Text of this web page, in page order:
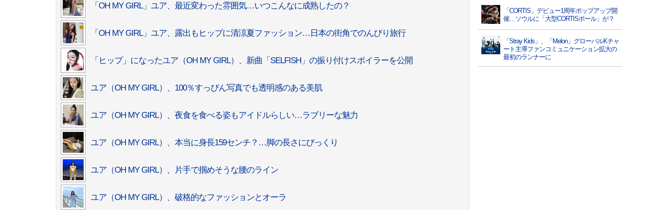
「OH MY GIRL」ユア、最近変わった雰囲気…いつこんなに成熟したの？
「OH MY GIRL」ユア、露出もヒップに清涼夏ファッション…日本の街角でのんびり旅行
「ヒップ」になったユア（OH MY GIRL）、新曲「SELFISH」の振り付けスポイラーを公開
ユア（OH MY GIRL）、100％すっぴん写真でも透明感のある美肌
ユア（OH MY GIRL）、夜食を食べる姿もアイドルらしい…ラブリーな魅力
ユア（OH MY GIRL）、本当に身長159センチ？…脚の長さにびっくり
ユア（OH MY GIRL）、片手で掴めそうな腰のライン
ユア（OH MY GIRL）、破格的なファッションとオーラ
「CORTIS」デビュー1周年ポップアップ開
催…ソウルに「大型CORTISボール」が？
「Stray Kids」、「Melon」グローバルKチャ
ート主導ファンコミュニケーション拡大の
最初のランナーに